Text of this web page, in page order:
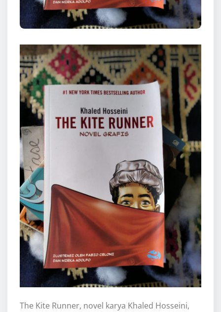
The Kite Runner, novel karya Khaled Hosseini,